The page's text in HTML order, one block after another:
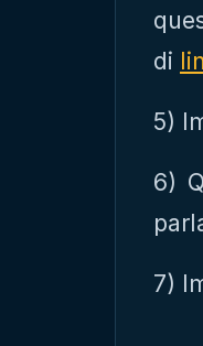
di
5)
6)
7)